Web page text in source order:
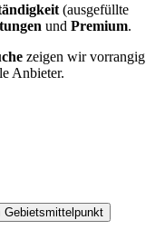
(ausgefüllte
und Premium.
zeigen wir vorrangig
Anbieter.
Gebietsmittelpunkt